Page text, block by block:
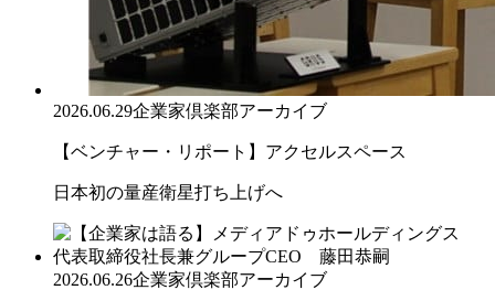
2026.06.29企業家倶楽部アーカイブ
【ベンチャー・リポート】アクセルスペース
日本初の量産衛星打ち上げへ
2026.06.26企業家倶楽部アーカイブ